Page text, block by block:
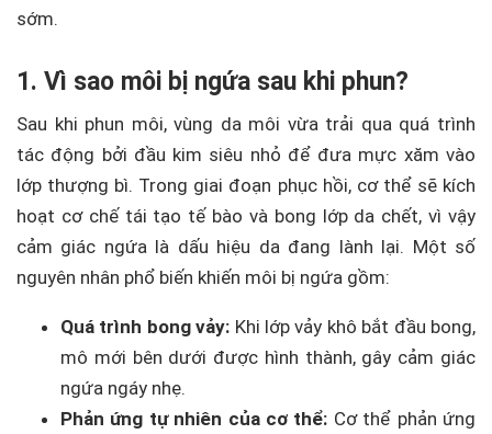
sớm.
1. Vì sao môi bị ngứa sau khi phun?
Sau khi phun môi, vùng da môi vừa trải qua quá trình
tác động bởi đầu kim siêu nhỏ để đưa mực xăm vào
lớp thượng bì. Trong giai đoạn phục hồi, cơ thể sẽ kích
hoạt cơ chế tái tạo tế bào và bong lớp da chết, vì vậy
cảm giác ngứa là dấu hiệu da đang lành lại. Một số
nguyên nhân phổ biến khiến môi bị ngứa gồm:
Quá trình bong vảy: Khi lớp vảy khô bắt đầu bong,
mô mới bên dưới được hình thành, gây cảm giác
ngứa ngáy nhẹ.
Phản ứng tự nhiên của cơ thể: Cơ thể phản ứng